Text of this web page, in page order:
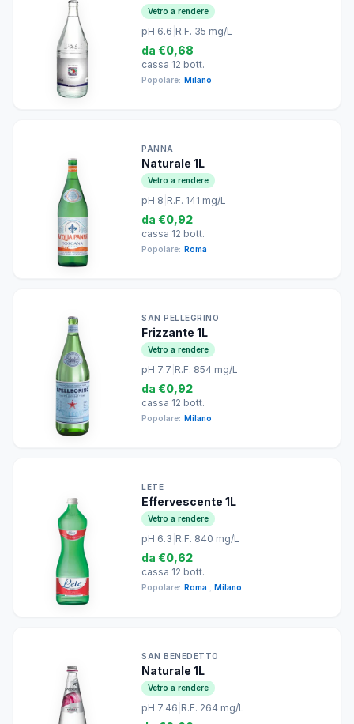
Vetro a rendere
pH 6.6 R.F. 35 mg/L
da €0,68
cassa 12 bott.
Popolare: Milano
PANNA
Naturale 1L
Vetro a rendere
pH 8 R.F. 141 mg/L
da €0,92
cassa 12 bott.
Popolare: Roma
SAN PELLEGRINO
Frizzante 1L
Vetro a rendere
pH 7.7 R.F. 854 mg/L
da €0,92
cassa 12 bott.
Popolare: Milano
LETE
Effervescente 1L
Vetro a rendere
pH 6.3 R.F. 840 mg/L
da €0,62
cassa 12 bott.
Popolare: Roma Milano
SAN BENEDETTO
Naturale 1L
Vetro a rendere
pH 7.46 R.F. 264 mg/L